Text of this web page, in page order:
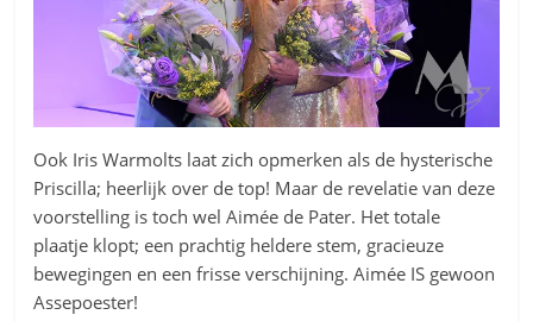
Ook Iris Warmolts laat zich opmerken als de hysterische
Priscilla; heerlijk over de top! Maar de revelatie van deze
voorstelling is toch wel Aimée de Pater. Het totale
plaatje klopt; een prachtig heldere stem, gracieuze
bewegingen en een frisse verschijning. Aimée IS gewoon
Assepoester!